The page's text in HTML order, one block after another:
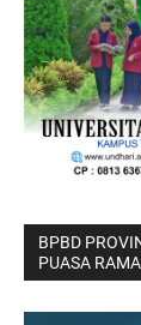
BPBD
PUASA